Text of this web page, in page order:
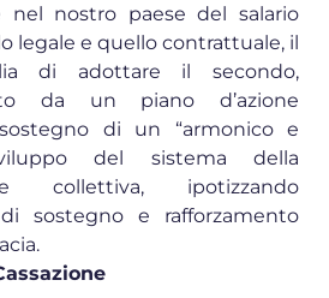
nel nostro paese del salario
legale e quello contrattuale, il
di adottare il secondo,
da un piano d’azione
di un “armonico e
del sistema della
collettiva, ipotizzando
sostegno e rafforzamento